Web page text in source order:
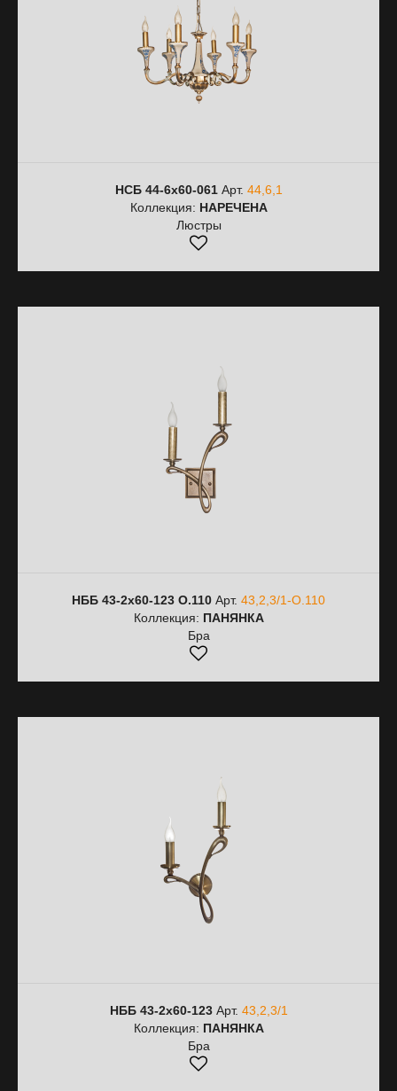
НСБ 44-6х60-061Арт. 44,6,1
Коллекция: НАРЕЧЕНА
Люстры
НББ 43-2х60-123 О.110 Арт. 43,2,3/1-О.110
Коллекция: ПАНЯНКА
Бра
НББ 43-2х60-123Арт. 43,2,3/1
Коллекция: ПАНЯНКА
Бра